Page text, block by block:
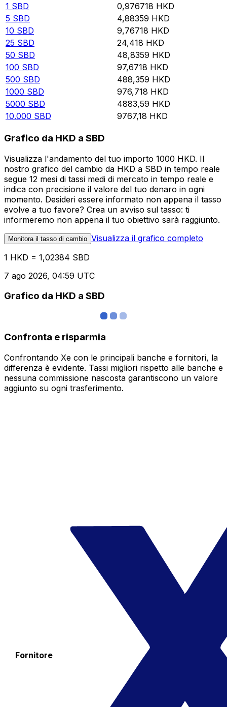
1 SBD 0,976718 HKD
5 SBD 4,88359 HKD
10 SBD 9,76718 HKD
25 SBD 24,418 HKD
50 SBD 48,8359 HKD
100 SBD 97,6718 HKD
500 SBD 488,359 HKD
1000 SBD 976,718 HKD
5000 SBD 4883,59 HKD
10.000 SBD 9767,18 HKD
Grafico da HKD a SBD
Visualizza l'andamento del tuo importo 1000 HKD. Il
nostro grafico del cambio da HKD a SBD in tempo reale
segue 12 mesi di tassi medi di mercato in tempo reale e
indica con precisione il valore del tuo denaro in ogni
momento. Desideri essere informato non appena il tasso
evolve a tuo favore? Crea un avviso sul tasso: ti
informeremo non appena il tuo obiettivo sarà raggiunto.
Monitora il tasso di cambio Visualizza il grafico completo
1 HKD = 1,02384 SBD
7 ago 2026, 04:59 UTC
Grafico da HKD a SBD
Confronta e risparmia
Confrontando Xe con le principali banche e fornitori, la
differenza è evidente. Tassi migliori rispetto alle banche e
nessuna commissione nascosta garantiscono un valore
aggiunto su ogni trasferimento.
Fornitore